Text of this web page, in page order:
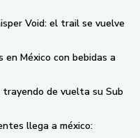
Void: el trail se vuelve
en México con bebidas a
de vuelta su Sub
llega a méxico: